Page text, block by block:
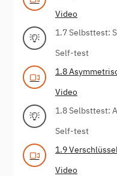
Video
1.7 Selbsttest:
Self-test
1.8
Video
1.8 Selbsttest:
Self-test
1.9
Video